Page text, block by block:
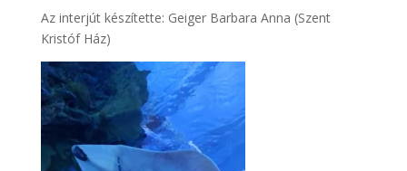
Az interjút készítette: Geiger Barbara Anna (Szent
Kristóf Ház)